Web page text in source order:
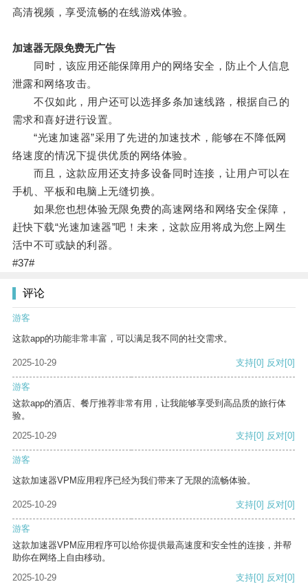
高清视频，享受流畅的在线游戏体验。
加速器无限免费无广告
同时，该应用还能保障用户的网络安全，防止个人信息
泄露和网络攻击。
不仅如此，用户还可以选择多条加速线路，根据自己的
需求和喜好进行设置。
“光速加速器”采用了先进的加速技术，能够在不降低网
络速度的情况下提供优质的网络体验。
而且，这款应用还支持多设备同时连接，让用户可以在
手机、平板和电脑上无缝切换。
如果您也想体验无限免费的高速网络和网络安全保障，
赶快下载“光速加速器”吧！未来，这款应用将成为您上网生
活中不可或缺的利器。
#37#
评论
游客
这款app的功能非常丰富，可以满足我不同的社交需求。
2025-10-29 支持[0] 反对[0]
游客
这款app的酒店、餐厅推荐非常有用，让我能够享受到高品质的旅行体
验。
2025-10-29
支持[0] 反对[0]
游客
这款加速器VPM应用程序已经为我们带来了无限的流畅体验。
2025-10-29 支持[0] 反对[0]
游客
这款加速器VPM应用程序可以给你提供最高速度和安全性的连接，并帮
助你在网络上自由移动。
2025-10-29
支持[0] 反对[0]